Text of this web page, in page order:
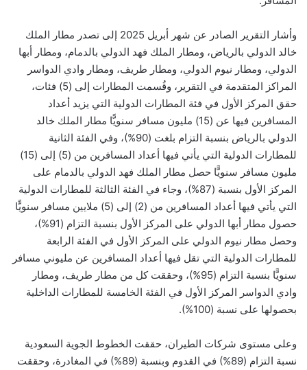
وأشار التقرير الصادر عن شهر أبريل 2025 إلى تصدر مطار الملك
خالد الدولي بالرياض، ومطار الملك فهد الدولي بالدمام، ومطار أبها
الدولي، ومطار نيوم الدولي، ومطار طريف، ومطار وادي الدواسر
المراكز المتقدمة في التقرير، وقُسمت المطارات إلى (5) فئات،
حقق المركز الأول في فئة المطارات الدولية التي يزيد أعداد
المسافرين فيها عن (15) مليون مسافر سنويًّا مطار الملك خالد
الدولي بالرياض بنسبة التزام بلغت (90%)، وفي الفئة الثانية
للمطارات الدولية التي يأتي فيها أعداد المسافرين من (5) إلى (15)
مليون مسافر سنويًّا حصل مطار الملك فهد الدولي بالدمام على
المركز الأول بنسبة (87%)، وجاء في الفئة الثالثة للمطارات الدولية
التي يأتي فيها أعداد المسافرين من (2) إلى (5) ملايين مسافر سنويًّا
حصول مطار أبها الدولي على المركز الأول بنسبة التزام (91%)،
وحصل مطار نيوم الدولي على المركز الأول في الفئة الرابعة
للمطارات الدولية التي تقل فيها أعداد المسافرين عن مليوني مسافر
سنويًّا بنسبة التزام (95%)، وحققت كل من مطار طريف، ومطار
وادي الدواسر المركز الأول في الفئة الخامسة للمطارات الداخلية
بحصولها على نسبة (100%).
وعلى مستوى شركات الطيران، حققت الخطوط الجوية السعودية
نسبة التزام (89%) في القدوم وبنسبة (89%) في المغادرة، وحققت